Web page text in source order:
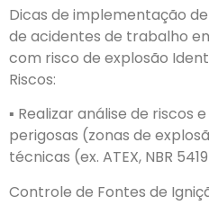
Dicas de implementação
de acidentes de trabalho
com risco de explosão
Riscos:
▪︎ Realizar análise de riscos
perigosas (zonas de
técnicas (ex. ATEX, NBR
Controle de Fontes de